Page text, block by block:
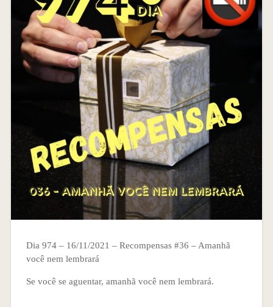
Dia 974 – 16/11/2021 – Recompensas #36 – Amanhã
você nem lembrará
Se você se aguentar, amanhã você nem lembrará.